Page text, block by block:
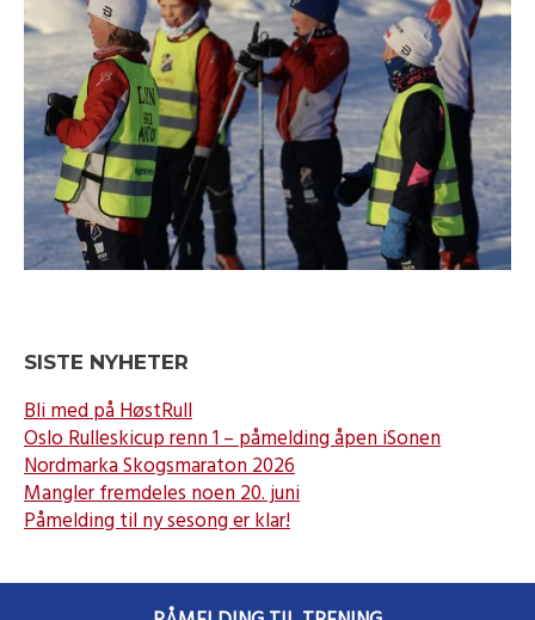
SISTE NYHETER
Bli med på HøstRull
Oslo Rulleskicup renn 1 – påmelding åpen iSonen
Nordmarka Skogsmaraton 2026
Mangler fremdeles noen 20. juni
Påmelding til ny sesong er klar!